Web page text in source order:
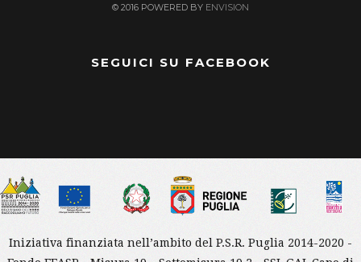
© 2016 POWERED BY ENVISION
SEGUICI SU FACEBOOK
Iniziativa finanziata nell’ambito del P.S.R. Puglia 2014-2020 -